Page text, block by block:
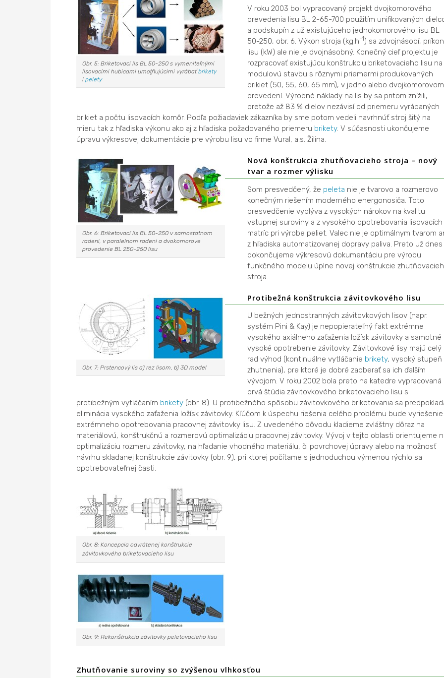
Obr. 5: Briketovací lis BL 50-250 s vymeniteľnými
lisovacími hubicami umoţňujúcimi vyrábaťbrikety
i pelety
V roku 2003 bol vypracovaný projekt dvojkomorového
prevedenia lisu BL 2-65-700 použitím unifikovaných
a podskupín z už existujúceho jednokomorového lisu BL
50-250, obr. 6. Výkon stroja (kg.h-1) sa zdvojnásobí, príkon
lisu (kW) ale nie je dvojnásobný. Konečný cieľ projektu je
rozpracovať existujúcu konštrukciu briketovacieho lisu na
modulovú stavbu s rôznymi priemermi produkovaných
brikiet (50, 55, 60, 65 mm), v jedno alebo dvojkomorovom
prevedení. Výrobné náklady na lis by sa pritom znížili,
pretože až 83 % dielov nezávisí od priemeru vyrábaných
brikiet a počtu lisovacích komôr. Podľa požiadaviek zákazníka by sme potom vedeli navrhnúť stroj šitý na
mieru tak z hľadiska výkonu ako aj z hľadiska požadovaného priemeru brikety. V súčasnosti ukončujeme
úpravu výkresovej dokumentácie pre výrobu lisu vo firme Vural, a.s. Žilina.
Obr. 6: Briketovací lis BL 50-250 v samostatnom
radeni, v paralelnom radeni a dvokomorove
provedenie BL 250-250 lisu
Nová konštrukcia zhutňovacieho stroja – nový
tvar a rozmer výlisku
Som presvedčený, že peleta nie je tvarovo a rozmerovo
konečným riešením moderného energonosiča. Toto
presvedčenie vyplýva z vysokých nárokov na kvalitu
vstupnej suroviny a z vysokého opotrebovania lisovacích
matríc pri výrobe peliet. Valec nie je optimálnym tvarom
z hľadiska automatizovanej dopravy paliva. Preto už dnes
dokončujeme výkresovú dokumentáciu pre výrobu
funkčného modelu úplne novej konštrukcie
stroja.
Obr. 7: Prstencový lis a) rez lisom, b) 3D model
Protibežná konštrukcia závitovkového lisu
U bežných jednostranných závitovkových lisov (napr.
systém Pini & Kay) je nepopierateľný fakt extrémne
vysokého axiálneho zaťaženia ložísk závitovky a samotné
vysoké opotrebenie závitovky. Závitovkové lisy majú celý
rad výhod (kontinuálne vytláčanie brikety, vysoký stupeň
zhutnenia), pre ktoré je dobré zaoberať sa ich ďalším
vývojom. V roku 2002 bola preto na katedre vypracovaná
prvá štúdia závitovkového briketovacieho lisu s
protibežným vytláčaním brikety(obr. 8). U protibežného spôsobu závitovkového briketovania sa
eliminácia vysokého zaťaženia ložísk závitovky. Kľúčom k úspechu riešenia celého problému bude vyriešenie
extrémneho opotrebovania pracovnej závitovky lisu. Z uvedeného dôvodu kladieme zvláštny dôraz na
materiálovú, konštrukčnú a rozmerovú optimalizáciu pracovnej závitovky. Vývoj v tejto oblasti orientujeme
optimalizáciu rozmeru závitovky, na hľadanie vhodného materiálu, či povrchovej úpravy alebo na možnosť
návrhu skladanej konštrukcie závitovky (obr. 9), pri ktorej počítame s jednoduchou výmenou rýchlo sa
opotrebovateľnej časti.
Obr. 8: Koncepcia odvrátenej konštrukcie
závitovkového briketovacieho lisu
Obr. 9: Rekonštrukcia závitovky peletovacieho lisu
Zhutňovanie suroviny so zvýšenou vlhkosťou